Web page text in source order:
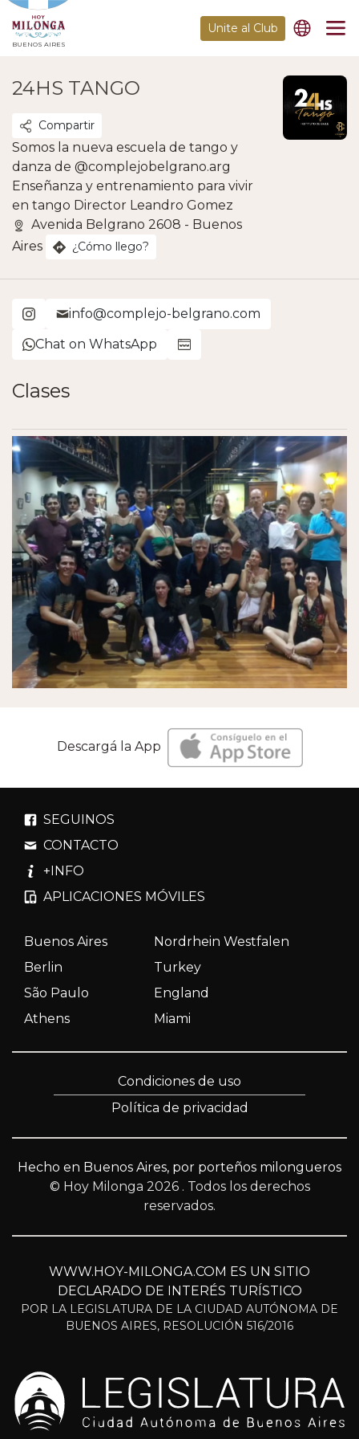
BUENOS AIRES
Unite al Club
24HS TANGO
Compartir
Somos la nueva escuela de tango y
danza de @complejobelgrano.arg
Enseñanza y entrenamiento para vivir
en tango Director Leandro Gomez
Avenida Belgrano 2608 - Buenos
Aires
¿Cómo llego?
info@complejo-belgrano.com
Chat on WhatsApp
Clases
Descargá la App
SEGUINOS
CONTACTO
+INFO
APLICACIONES MÓVILES
Buenos Aires
Nordrhein Westfalen
Berlin
Turkey
São Paulo
England
Athens
Miami
Condiciones de uso
Política de privacidad
Hecho en Buenos Aires, por porteños milongueros
© Hoy Milonga 2026 . Todos los derechos
reservados.
WWW.HOY-MILONGA.COM ES UN SITIO
DECLARADO DE INTERÉS TURÍSTICO
POR LA LEGISLATURA DE LA CIUDAD AUTÓNOMA DE
BUENOS AIRES, RESOLUCIÓN 516/2016